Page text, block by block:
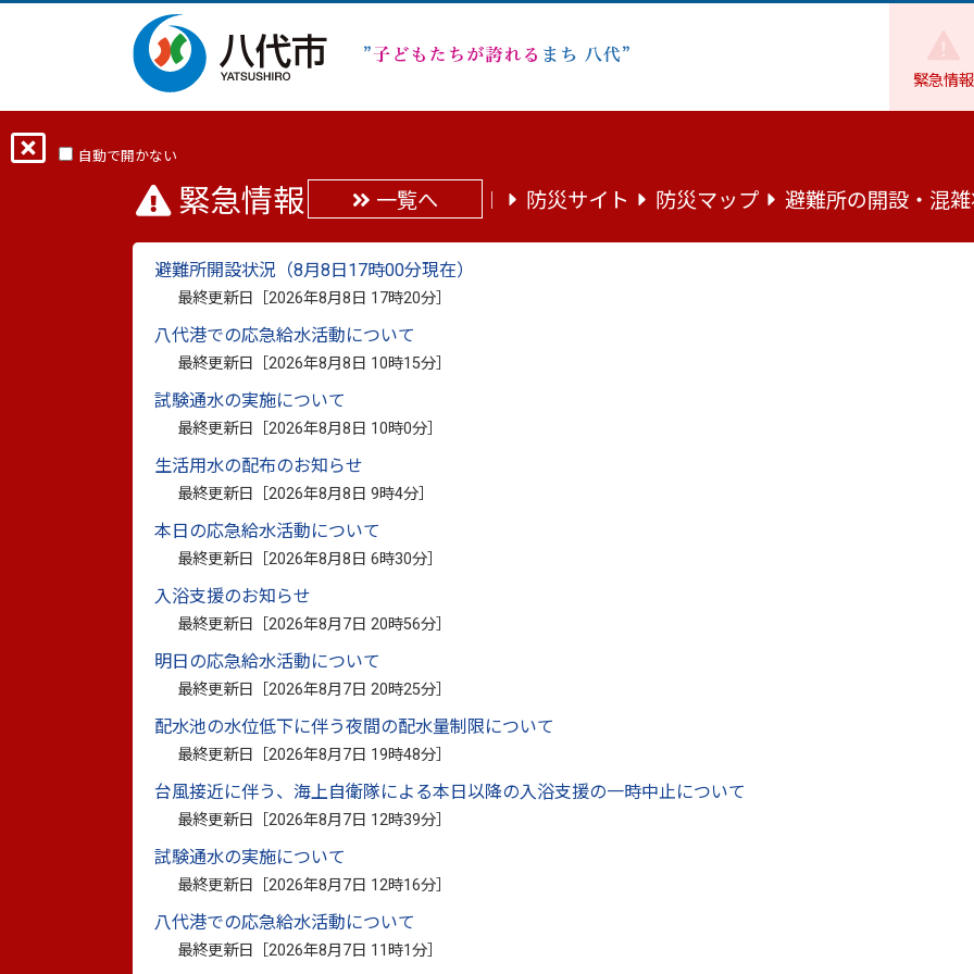
緊急情報
自動で開かない
緊急情報 一覧へ 防災サイト 防災マップ 避難所の開設・混
避難所開設状況（8月8日17時00分現在）
最終更新日［2026年8月8日 17時20分
八代港での応急給水活動について
最終更新日［2026年8月8日 10時15分
試験通水の実施について
最終更新日［2026年8月8日 10時0分
生活用水の配布のお知らせ
最終更新日［2026年8月8日 9時4分
本日の応急給水活動について
最終更新日［2026年8月8日 6時30分
入浴支援のお知らせ
最終更新日［2026年8月7日 20時56分
明日の応急給水活動について
最終更新日［2026年8月7日 20時25分
配水池の水位低下に伴う夜間の配水量制限について
最終更新日［2026年8月7日 19時48分
台風接近に伴う、海上自衛隊による本日以降の入浴支援の一時中止について
最終更新日［2026年8月7日 12時39分
試験通水の実施について
最終更新日［2026年8月7日 12時16分
八代港での応急給水活動について
最終更新日［2026年8月7日 11時1分
【（実施結果：R8.3.27更新）令和7年度 八代市物価高騰重
点支援給付金に係る支給業務委託】公募型プロポーザルの実
施について
最終更新日：2026年3月27日 印刷
本市では、令和7年11月21日に閣議決定された「「強い経済」を実現する総合経済対策」に伴う、
を図ることを目的として、令和8年1月1日において本市に住民登録のある市民に対し、1人当たり1万
支給することとしました。
本事業は、極めて正確性が求められる事業であり、誤支給や情報漏洩を防ぐ管理体制、事務を滞ら
い高度な実務能力を有する事業者に支給業務を委託するため、以下のとおり公募型プロポーザル方式
る事業者選定を実施します。
（1）件 名 令和7年度 八代市物価高騰重点支援給付金に係る支給業務委託
（2）業務内容 「令和7年度 八代市物価高騰重点支援給付金に係る支給業務委託仕様書」のとおり
（3）委託期間 契約締結の日から令和8年11月30日まで
（4）委託上限金額 109,300,000円 ※消費税及び地方消費税を含む